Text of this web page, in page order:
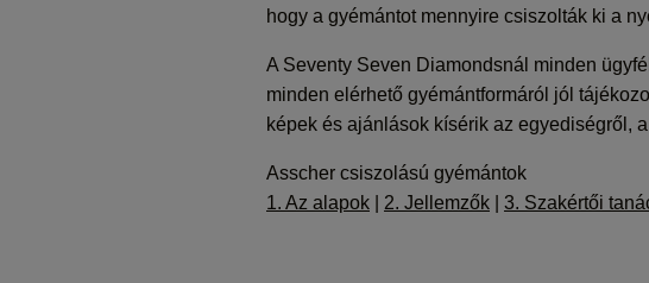
hogy a gyémántot mennyire csiszolták ki a
A Seventy Seven Diamondsnál minden
minden elérhető gyémántformáról jól
képek és ajánlások kísérik az egyediségről,
Asscher csiszolású gyémántok
1. Az alapok
2. Jellemzők 3. Szakértői